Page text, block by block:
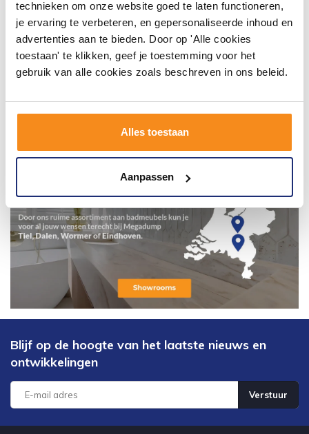
technieken om onze website goed te laten functioneren,
je ervaring te verbeteren, en gepersonaliseerde inhoud en
advertenties aan te bieden. Door op 'Alle cookies
toestaan' te klikken, geef je toestemming voor het
gebruik van alle cookies zoals beschreven in ons beleid.
Alles toestaan
Aanpassen
Blijf op de hoogte van het laatste nieuws en
ontwikkelingen
Verstuur